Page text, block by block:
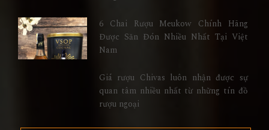
6 Chai Rượu Meukow Chính Hãng
Được Săn Đón Nhiều Nhất Tại Việt
Nam
Giá rượu Chivas luôn nhận được sự
quan tâm nhiều nhất từ những tín đồ
rượu ngoại